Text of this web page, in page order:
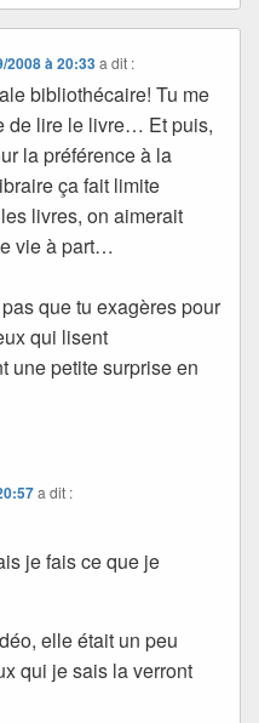
2008 à 20:33 a dit :
bibliothécaire! Tu me
de lire le livre… Et puis,
la préférence à la
ça fait limite
livres, on aimerait
vie à part…
que tu exagères pour
qui lisent
une petite surprise en
a dit :
je fais ce que je
elle était un peu
qui je sais la verront